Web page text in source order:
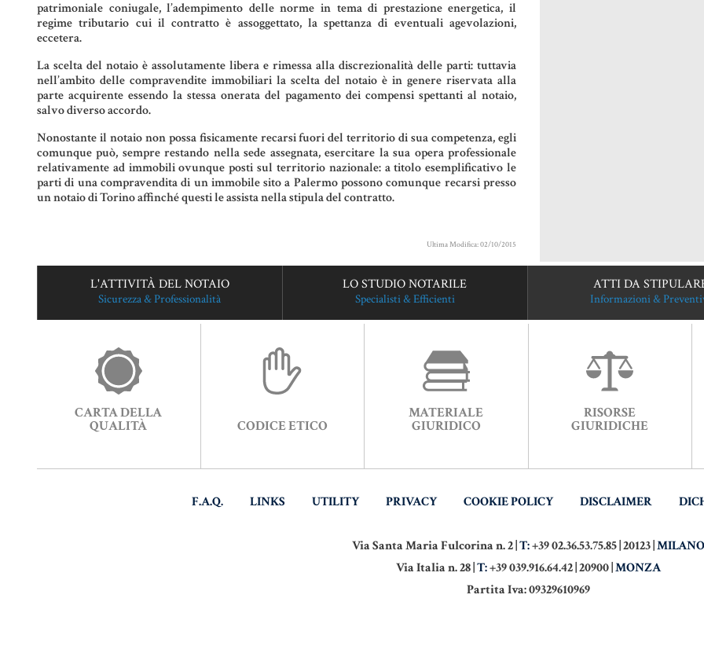
patrimoniale coniugale, l’adempimento delle norme in tema di prestazione energetica, il
regime tributario cui il contratto è assoggettato, la spettanza di eventuali agevolazioni,
eccetera.
La scelta del notaio è assolutamente libera e rimessa alla discrezionalità delle parti: tuttavia
nell’ambito delle compravendite immobiliari la scelta del notaio è in genere riservata alla
parte acquirente essendo la stessa onerata del pagamento dei compensi spettanti al notaio,
salvo diverso accordo.
Nonostante il notaio non possa fisicamente recarsi fuori del territorio di sua competenza, egli
comunque può, sempre restando nella sede assegnata, esercitare la sua opera professionale
relativamente ad immobili ovunque posti sul territorio nazionale: a titolo esemplificativo le
parti di una compravendita di un immobile sito a Palermo possono comunque recarsi presso
un notaio di Torino affinché questi le assista nella stipula del contratto.
Ultima Modifica: 02/10/2015
L'ATTIVITÀ DEL NOTAIO
Sicurezza & Professionalità
LO STUDIO NOTARILE
Specialisti & Efficienti
ATTI DA
Informazioni &
CARTA DELLA
QUALITÀ CODICE ETICO
MATERIALE
GIURIDICO
RISORSE
GIURIDICHE
F.A.Q. LINKS UTILITY PRIVACY COOKIE POLICY DISCLAIMER
Via Santa Maria Fulcorina n. 2 |T:+39 02.36.53.75.85 | 20123 |MILANO
Via Italia n. 28 |T:+39 039.916.64.42 | 20900 |MONZA
Partita Iva: 09329610969